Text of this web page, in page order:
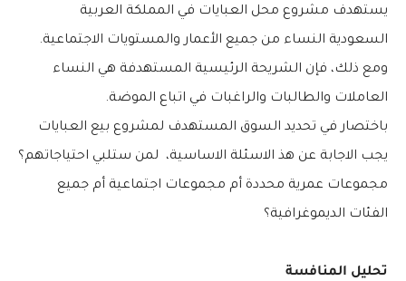
يستهدف مشروع محل العبايات في المملكة العربية
السعودية النساء من جميع الأعمار والمستويات الاجتماعية.
ومع ذلك، فإن الشريحة الرئيسية المستهدفة هي النساء
العاملات والطالبات والراغبات في اتباع الموضة.
باختصار في تحديد السوق المستهدف لمشروع بيع العبايات
يجب الاجابة عن هذ الاسئلة الاساسية،
لمن ستلبي احتياجاتهم؟
مجموعات عمرية محددة أم مجموعات اجتماعية أم جميع
الفئات الديموغرافية؟
تحليل المنافسة